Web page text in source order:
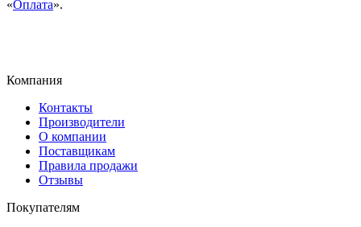
«Оплата».
Компания
Контакты
Производители
О компании
Поставщикам
Правила продажи
Отзывы
Покупателям